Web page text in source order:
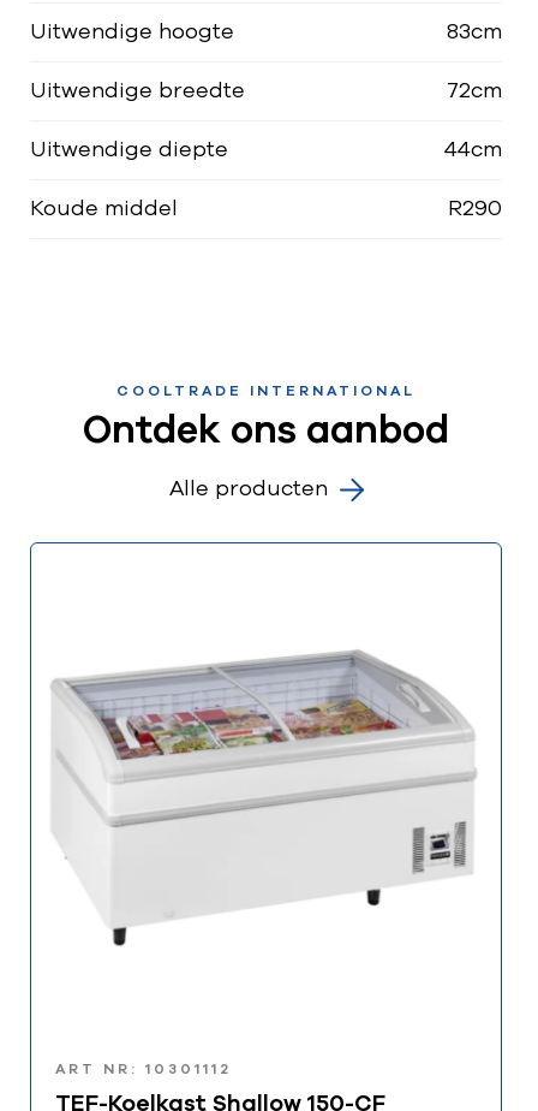
Uitwendige hoogte 83cm
Uitwendige breedte 72cm
Uitwendige diepte 44cm
Koude middel R290
COOLTRADE INTERNATIONAL
Ontdek ons aanbod
Alle producten
ART NR: 10301112
TEF-Koelkast Shallow 150-CF